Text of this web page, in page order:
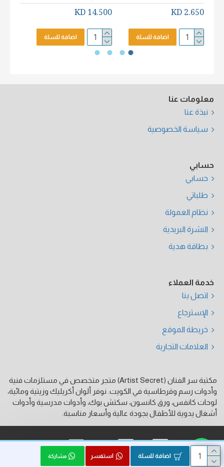
اضافة للسلة استفسر مشاركة
2.650 KD
اضافة للسلة
14.500 KD
اضافة للسلة
معلومات عنا
نبذة عنا
سياسة الخصوصية
حسابي
حسابي
طلباتي
نظام العمولة
النشرة البريدية
بطاقة هدية
خدمة العملاء
اتصل بنا
الإسترجاع
خريطة الموقع
العلامات التجارية
مكتبة سر الفنان (Artist Secret) متجر متخصص في مستلزمات فنية
وأدوات رسم وقرطاسية في الكويت. نوفر ألوان أكريليك وزيتية ومائية،
لوحات كانفس، ورق كانسون، سكتش بوك، وأدوات مدرسية وأدوات
أشغال يدوية للأطفال بجودة عالية وأسعار مناسبة.
الحقوق محفوظة © 2026, Artist Secret, بواسطة HK